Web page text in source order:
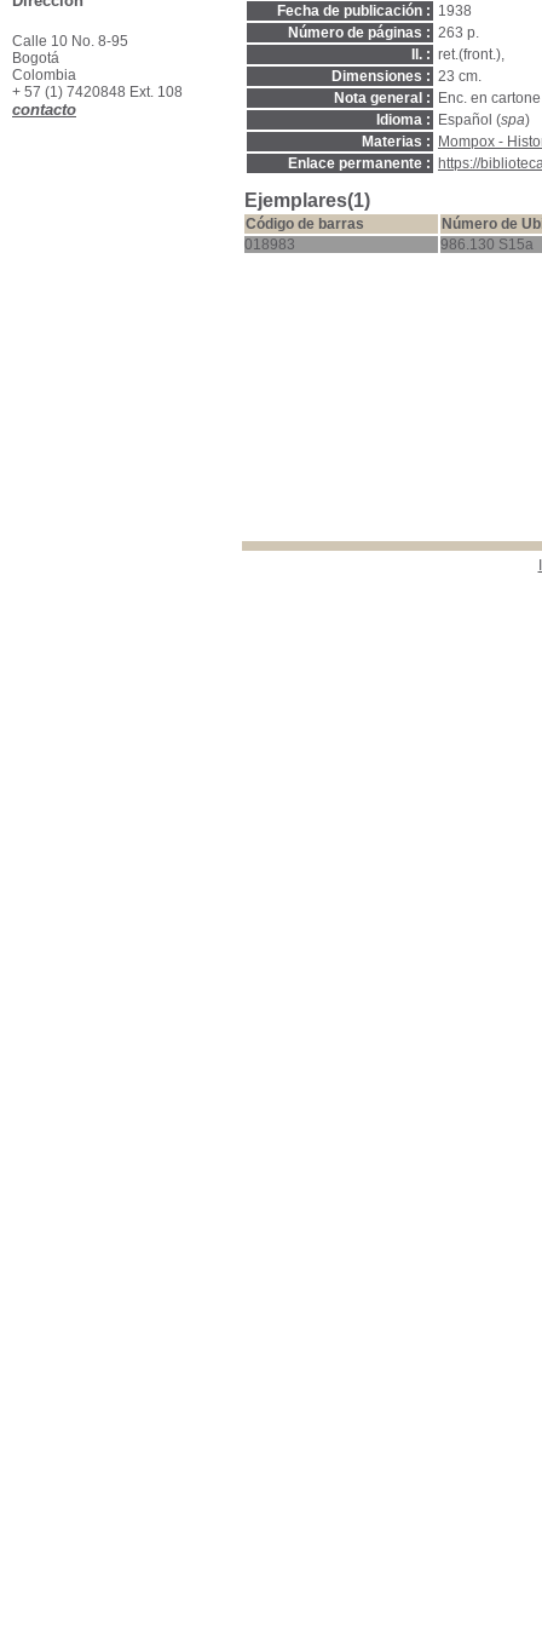
Fecha de publicación : 1938
Número de páginas : 263 p.
Il. : ret.(front.),
Dimensiones : 23 cm.
Nota general :
Enc. en
Idioma :
Español (spa)
Materias :
Mompox -
Enlace permanente :
https://
Ejemplares(1)
Código de barras
Número de
018983
986.130 S15a
Calle 10 No. 8-95
Bogotá
Colombia
+ 57 (1) 7420848 Ext. 108
contacto